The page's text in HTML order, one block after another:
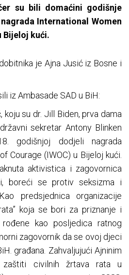
su bili domaćini godišnje
International Women
Bijeloj kući.
je Ajna Jusić iz Bosne i
iz Ambasade SAD u BiH:
koju su dr. Jill Biden, prva dama
sekretar Antony Blinken
godišnjoj dodjeli nagrada
Courage (IWOC) u Bijeloj kući.
aktivistica i zagovornica
boreći se protiv seksizma i
predsjednica organizacije
koja se bori za priznanje i
kao posljedica ratnog
zagovornik da se ovoj djeci
građana. Zahvaljujući Ajninim
zaštiti civilnih žrtava rata u